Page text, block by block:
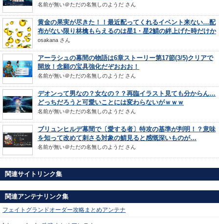
名前が無い＠ただの名無しのようだ さん
黄金の果実が尽きた！！最近配ってくれるイベント来ない…配
布がない限り林檎もらえるのは星1・星2鯖の絆上げた時だけか
osakana さん
アーラシュの幕間の物語は6章ストーリー第17節(3/5)クリアで
開放！念願の宝具強化だぞおおお！
名前が無い＠ただの名無しのようだ さん
デオンって男なの？女なの？？再臨イラスト見ても分からん…
どっちだろうと可愛いことには変わらないがｗｗｗ
名前が無い＠ただの名無しのようだ さん
ブリュンヒルデ幕間で〔愛する者〕特攻の基準が判明！？意味
を知って改めて刺さる対象の鯖見ると感慨深いものが…
名前が無い＠ただの名無しのようだ さん
関連サイトリンク集
関連アンテナリンク集
フェイトグランドオーダー攻略まとめアンテナ